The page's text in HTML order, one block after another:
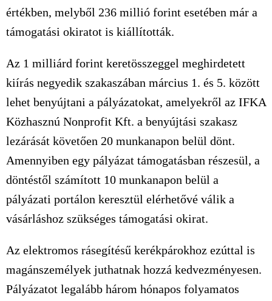
értékben, melyből 236 millió forint esetében már a
támogatási okiratot is kiállították.
Az 1 milliárd forint keretösszeggel meghirdetett
kiírás negyedik szakaszában március 1. és 5. között
lehet benyújtani a pályázatokat, amelyekről az IFKA
Közhasznú Nonprofit Kft. a benyújtási szakasz
lezárását követően 20 munkanapon belül dönt.
Amennyiben egy pályázat támogatásban részesül, a
döntéstől számított 10 munkanapon belül a
pályázati portálon keresztül elérhetővé válik a
vásárláshoz szükséges támogatási okirat.
Az elektromos rásegítésű kerékpárokhoz ezúttal is
magánszemélyek juthatnak hozzá kedvezményesen.
Pályázatot legalább három hónapos folyamatos